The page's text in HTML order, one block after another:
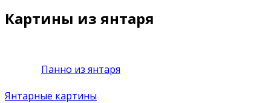
Картины из янтаря
Панно из янтаря
Янтарные картины